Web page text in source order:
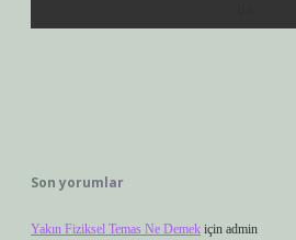
Son yorumlar
Yakın Fiziksel Temas Ne Demek için admin